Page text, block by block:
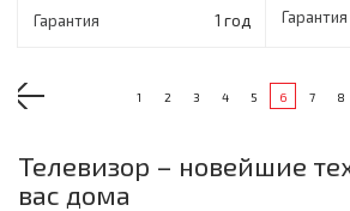
Гарантия 1 год Гарантия
1 2 3 4 5 6 7 8
Телевизор – новейшие
вас дома